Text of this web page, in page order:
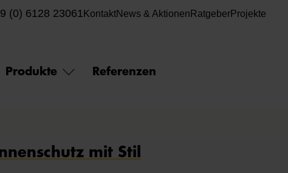
(0) 6128 23061 KontaktNews & Aktionen RatgeberProjekte
Produkte Referenzen
mit Stil